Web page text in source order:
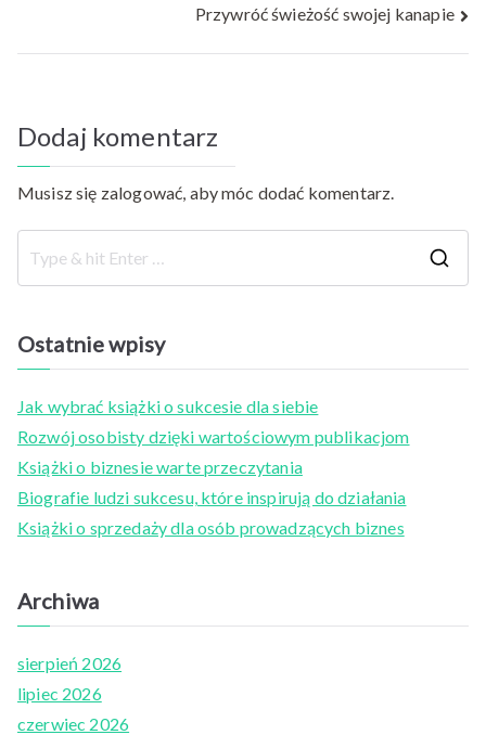
Przywróć świeżość swojej kanapie
Dodaj komentarz
Musisz się zalogować, aby móc dodać komentarz.
Ostatnie wpisy
Jak wybrać książki o sukcesie dla siebie
Rozwój osobisty dzięki wartościowym publikacjom
Książki o biznesie warte przeczytania
Biografie ludzi sukcesu, które inspirują do działania
Książki o sprzedaży dla osób prowadzących biznes
Archiwa
sierpień 2026
lipiec 2026
czerwiec 2026